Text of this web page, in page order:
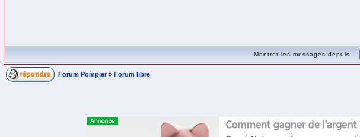
Montrer les messages depuis:
Forum Pompier » Forum libre